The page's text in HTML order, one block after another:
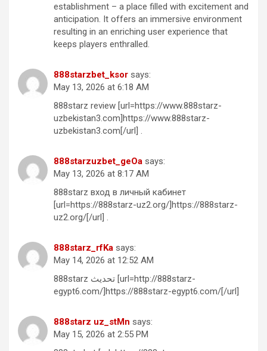
establishment – a place filled with excitement and
anticipation. It offers an immersive environment
resulting in an enriching user experience that
keeps players enthralled.
888starzbet_ksor says:
May 13, 2026 at 6:18 AM
888starz review [url=https://www.888starz-
uzbekistan3.com]https://www.888starz-
uzbekistan3.com[/url] .
888starzuzbet_geOa says:
May 13, 2026 at 8:17 AM
888starz вход в личный кабинет
[url=https://888starz-uz2.org/]https://888starz-
uz2.org/[/url] .
888starz_rfKa says:
May 14, 2026 at 12:52 AM
888starz تحديث [url=http://888starz-
egypt6.com/]https://888starz-egypt6.com/[/url]
888starz uz_stMn says:
May 15, 2026 at 2:55 PM